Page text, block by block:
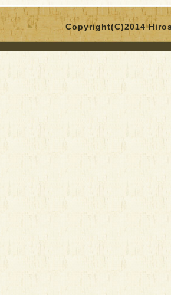
Copyright(C)2014